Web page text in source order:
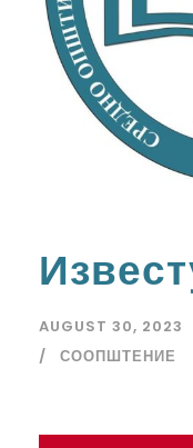
AUGUST 30, 2023
СООПШТЕНИЕ